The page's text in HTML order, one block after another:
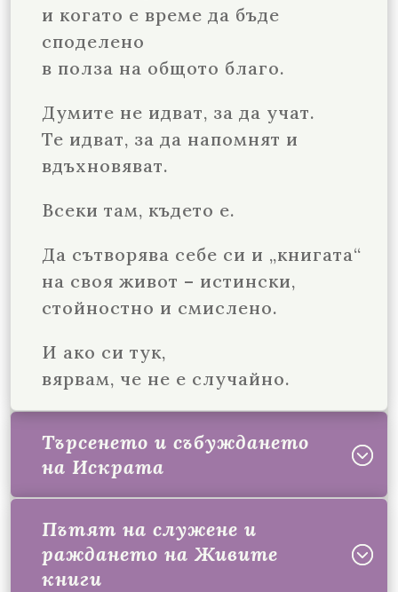
и когато е време да бъде
споделено
в полза на общото благо.
Думите не идват, за да учат.
Те идват, за да напомнят и
вдъхновяват.
Всеки там, където е.
Да сътворява себе си и „книгата“
на своя живот – истински,
стойностно и смислено.
И ако си тук,
вярвам, че не е случайно.
Търсенето и събуждането
на Искрата
Пътят на служене и
раждането на Живите
книги